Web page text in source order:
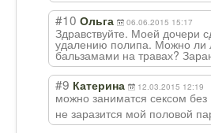
#10 Ольга 06.06.2015 15:17
Здравствуйте. Моей дочери
удалению полипа. Можно ли
бальзамами на травах?
#9 Катерина 12.03.2015 12:19
можно заниматся сексом без
не заразится мой половой